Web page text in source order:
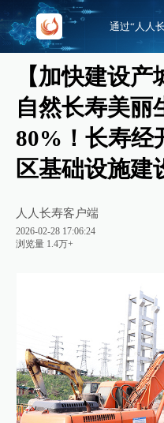
【加快建设
自然长寿美丽
80%！长寿经
区基础设施建
人人长寿客户端
2026-02-28 17:06:24
浏览量 1.4万+
通过“人人